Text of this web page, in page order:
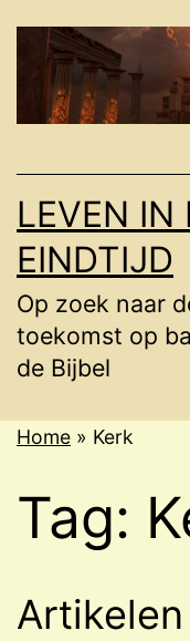
inhoud
LEVEN IN
EINDTIJD
Op zoek naar
toekomst op
de Bijbel
Home » Kerk
Tag: